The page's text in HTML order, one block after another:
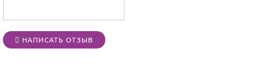

НАПИСАТЬ ОТЗЫВ